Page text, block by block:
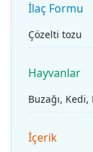
İlaç Formu
Çözelti tozu
Hayvanlar
Buzağı,
İçerik